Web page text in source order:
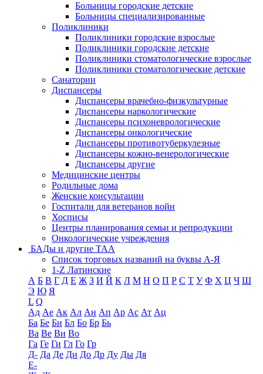
Больницы городские детские
Больницы специализированные
Поликлиники
Поликлиники городские взрослые
Поликлиники городские детские
Поликлиники стоматологические взрослые
Поликлиники стоматологические детские
Санатории
Диспансеры
Диспансеры врачебно-физкультурные
Диспансеры наркологические
Диспансеры психоневрологические
Диспансеры онкологические
Диспансеры противотуберкулезные
Диспансеры кожно-венерологические
Диспансеры другие
Медицинские центры
Родильные дома
Женские консультации
Госпитали для ветеранов войн
Хосписы
Центры планирования семьи и репродукции
Онкологические учреждения
БАДы и другие ТАА
Список торговых названий на буквы А-Я
1-Z Латинские
А Б В Г Д Е Ж З И Й К Л М Н О П Р С Т У Ф Х Ц Ч Ш
Э Ю Я
L Q
Ад Ае Ак Ал Ан Ап Ар Ас Ат Ац
Ба Бе Би Бл Бо Бр Бь
Ва Ве Ви Во
Га Ге Ги Гл Го Гр
Д- Да Де Ди До Др Ду Ды Дя
Е-